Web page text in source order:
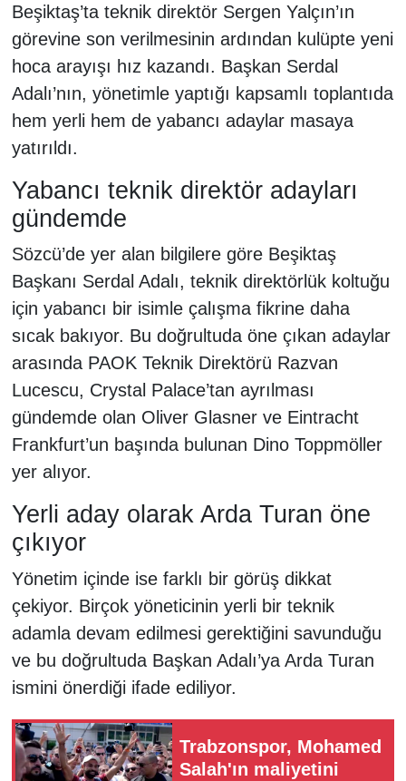
Beşiktaş’ta teknik direktör Sergen Yalçın’ın
görevine son verilmesinin ardından kulüpte yeni
hoca arayışı hız kazandı. Başkan Serdal
Adalı’nın, yönetimle yaptığı kapsamlı toplantıda
hem yerli hem de yabancı adaylar masaya
yatırıldı.
Yabancı teknik direktör adayları
gündemde
Sözcü’de yer alan bilgilere göre Beşiktaş
Başkanı Serdal Adalı, teknik direktörlük koltuğu
için yabancı bir isimle çalışma fikrine daha
sıcak bakıyor. Bu doğrultuda öne çıkan adaylar
arasında PAOK Teknik Direktörü Razvan
Lucescu, Crystal Palace’tan ayrılması
gündemde olan Oliver Glasner ve Eintracht
Frankfurt’un başında bulunan Dino Toppmöller
yer alıyor.
Yerli aday olarak Arda Turan öne
çıkıyor
Yönetim içinde ise farklı bir görüş dikkat
çekiyor. Birçok yöneticinin yerli bir teknik
adamla devam edilmesi gerektiğini savunduğu
ve bu doğrultuda Başkan Adalı’ya Arda Turan
ismini önerdiği ifade ediliyor.
Trabzonspor, Mohamed
Salah'ın maliyetini